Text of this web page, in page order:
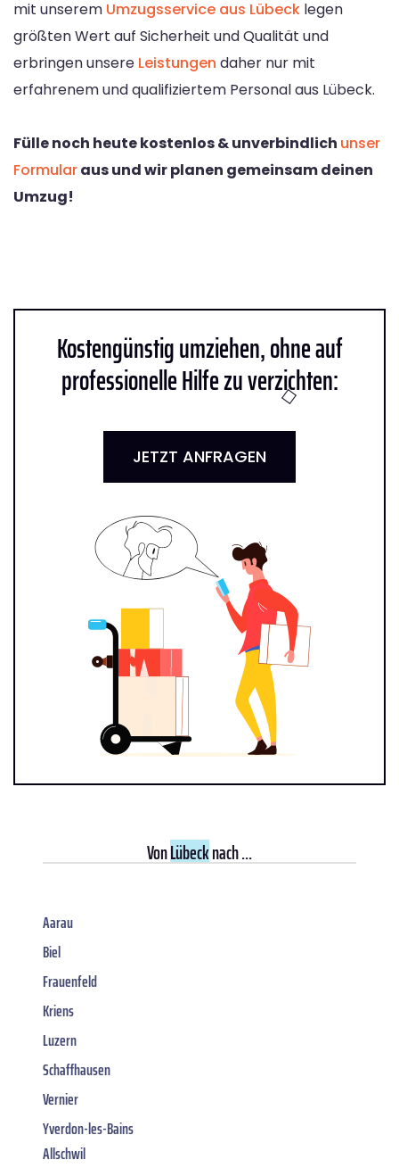
mit unserem Umzugsservice aus Lübeck legen
größten Wert auf Sicherheit und Qualität und
erbringen unsere Leistungen daher nur mit
erfahrenem und qualifiziertem Personal aus Lübeck.
Fülle noch heute kostenlos & unverbindlich unser
Formularaus und wir planen gemeinsam deinen
Umzug!
Kostengünstig umziehen, ohne auf
professionelle Hilfe zu verzichten:
JETZT ANFRAGEN
VonLübecknach ...
Aarau
Biel
Frauenfeld
Kriens
Luzern
Schaffhausen
Vernier
Yverdon-les-Bains
Allschwil